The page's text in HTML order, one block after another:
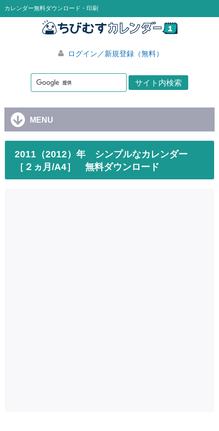
カレンダー無料ダウンロード・印刷
ログイン／新規登録（無料）
MENU
2011（2012）年 シンプルなカレンダー
［２ヵ月/A4］ 無料ダウンロード